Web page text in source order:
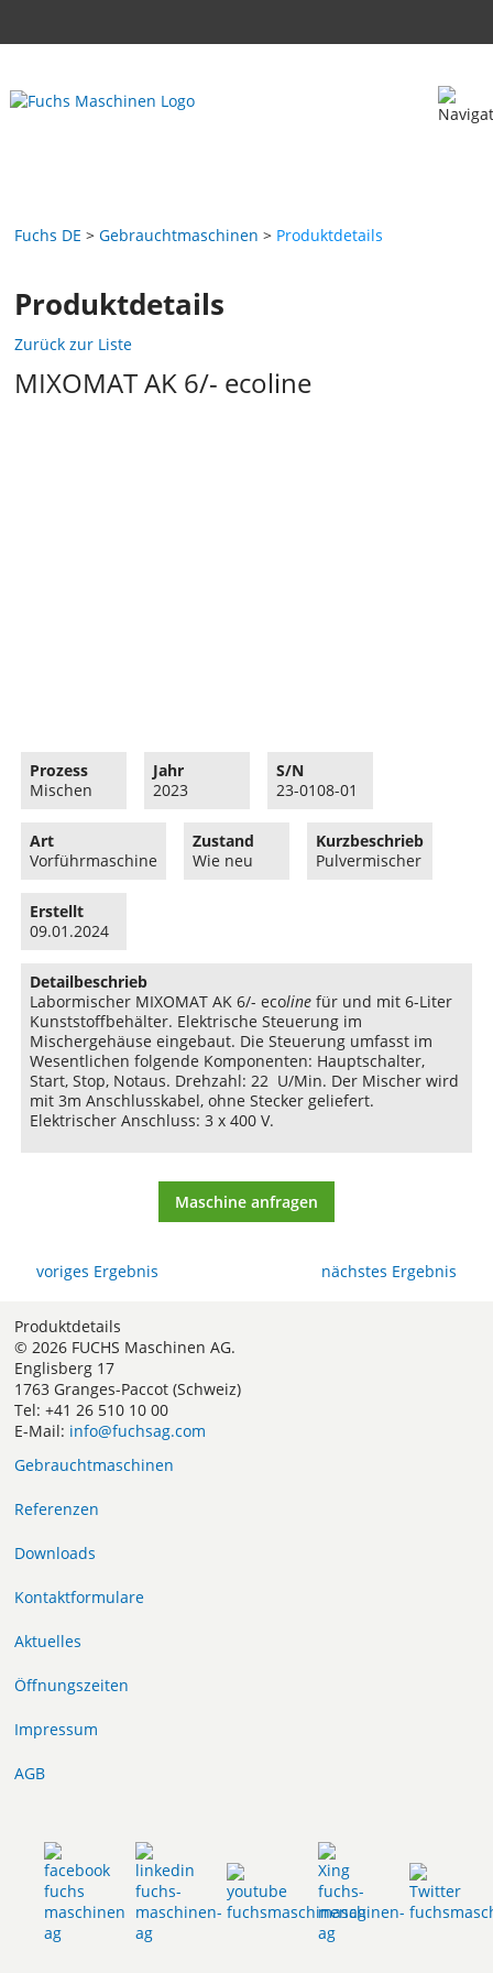
Fuchs DE Gebrauchtmaschinen Produktdetails
Produktdetails
Zurück zur Liste
MIXOMAT AK 6/- ecoline
Prozess
Mischen
Jahr
2023
S/N
23-0108-01
Art
Vorführmaschine
Zustand
Wie neu
Kurzbeschrieb
Pulvermischer
Erstellt
09.01.2024
Detailbeschrieb
Labormischer MIXOMAT AK 6/- ecoline für und mit 6-Liter
Kunststoffbehälter. Elektrische Steuerung im
Mischergehäuse eingebaut. Die Steuerung umfasst im
Wesentlichen folgende Komponenten: Hauptschalter,
Start, Stop, Notaus. Drehzahl: 22 U/Min. Der Mischer wird
mit 3m Anschlusskabel, ohne Stecker geliefert.
Elektrischer Anschluss: 3 x 400 V.
Maschine anfragen
voriges Ergebnis nächstes Ergebnis
Produktdetails
© 2026 FUCHS Maschinen AG.
Englisberg 17
1763 Granges-Paccot (Schweiz)
Tel: +41 26 510 10 00
E-Mail: info@fuchsag.com
Gebrauchtmaschinen
Referenzen
Downloads
Kontaktformulare
Aktuelles
Öffnungszeiten
Impressum
AGB